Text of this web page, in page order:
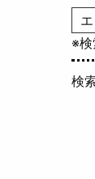
※検
検